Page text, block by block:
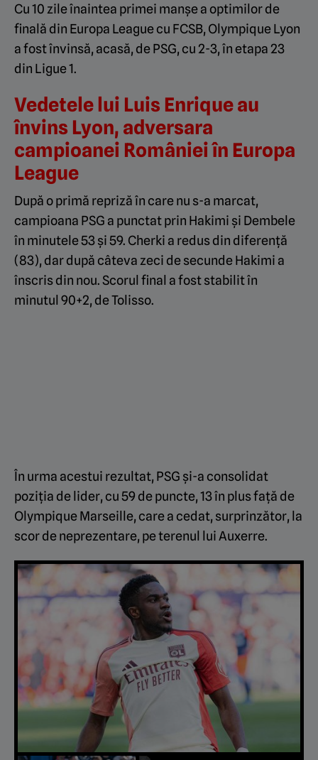
Cu 10 zile înaintea primei manșe a optimilor de
finală din Europa League cu FCSB, Olympique Lyon
a fost învinsă, acasă, de PSG, cu 2-3, în etapa 23
din Ligue 1.
Vedetele lui Luis Enrique au
învins Lyon, adversara
campioanei României în Europa
League
După o primă repriză în care nu s-a marcat,
campioana PSG a punctat prin Hakimi şi Dembele
în minutele 53 şi 59. Cherki a redus din diferenţă
(83), dar după câteva zeci de secunde Hakimi a
înscris din nou. Scorul final a fost stabilit în
minutul 90+2, de Tolisso.
În urma acestui rezultat, PSG și-a consolidat
poziția de lider, cu 59 de puncte, 13 în plus față de
Olympique Marseille, care a cedat, surprinzător, la
scor de neprezentare, pe terenul lui Auxerre.